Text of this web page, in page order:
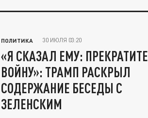
ПОЛИТИКА 30 ИЮЛЯ 03:20
«Я СКАЗАЛ ЕМУ: ПРЕКРАТИТЕ
ВОЙНУ»: ТРАМП РАСКРЫЛ
СОДЕРЖАНИЕ БЕСЕДЫ С
ЗЕЛЕНСКИМ